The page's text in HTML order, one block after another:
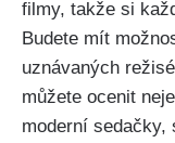
filmy, takže si
Budete mít
uznávaných
můžete ocenit
moderní sedačky,